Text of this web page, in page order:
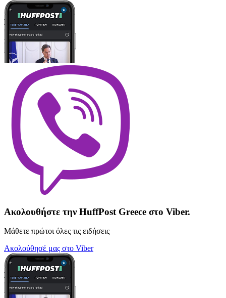
Ακολουθήστε την HuffPost Greece στο Viber.
Μάθετε πρώτοι όλες τις ειδήσεις
Ακολούθησέ μας στο Viber